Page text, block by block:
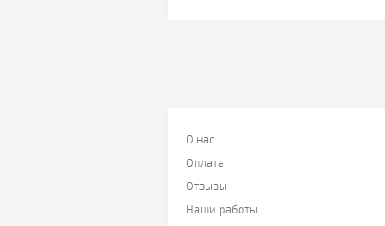
О нас
Оплата
Отзывы
Наши работы